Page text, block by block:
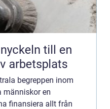
arbetsplats
begreppen inom
människor en
finansiera allt från